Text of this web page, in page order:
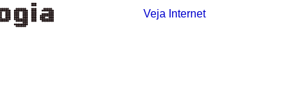
Veja Internet